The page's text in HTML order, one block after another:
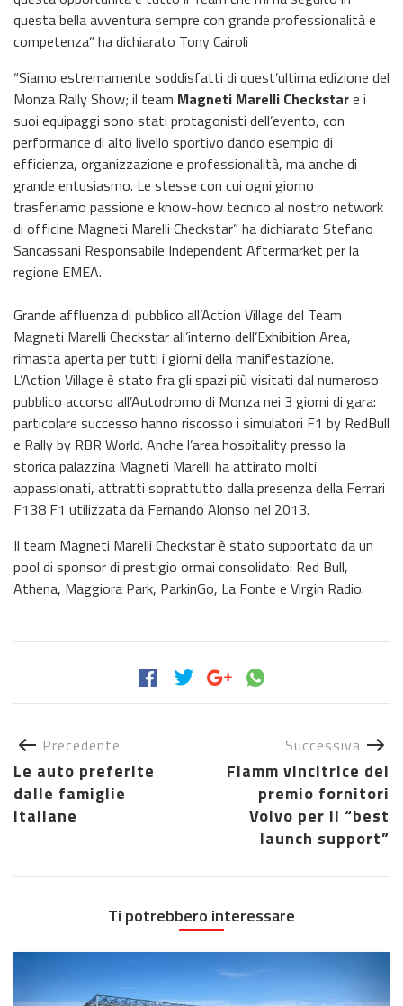
questa bella avventura sempre con grande professionalità e
competenza” ha dichiarato Tony Cairoli
“Siamo estremamente soddisfatti di quest’ultima edizione del
Monza Rally Show; il team Magneti Marelli Checkstare i
suoi equipaggi sono stati protagonisti dell’evento, con
performance di alto livello sportivo dando esempio di
efficienza, organizzazione e professionalità, ma anche di
grande entusiasmo. Le stesse con cui ogni giorno
trasferiamo passione e know-how tecnico al nostro network
di officine Magneti Marelli Checkstar” ha dichiarato Stefano
Sancassani Responsabile Independent Aftermarket per la
regione EMEA.
Grande affluenza di pubblico all’Action Village del Team
Magneti Marelli Checkstar all’interno dell’Exhibition Area,
rimasta aperta per tutti i giorni della manifestazione.
L’Action Village è stato fra gli spazi più visitati dal numeroso
pubblico accorso all’Autodromo di Monza nei 3 giorni di gara:
particolare successo hanno riscosso i simulatori F1 by RedBull
e Rally by RBR World. Anche l’area hospitality presso la
storica palazzina Magneti Marelli ha attirato molti
appassionati, attratti soprattutto dalla presenza della Ferrari
F138 F1 utilizzata da Fernando Alonso nel 2013.
Il team Magneti Marelli Checkstar è stato supportato da un
pool di sponsor di prestigio ormai consolidato: Red Bull,
Athena, Maggiora Park, ParkinGo, La Fonte e Virgin Radio.
Precedente
Le auto preferite
dalle famiglie
italiane
Successiva
Fiamm vincitrice del
premio fornitori
Volvo per il “best
launch support”
Ti potrebbero interessare